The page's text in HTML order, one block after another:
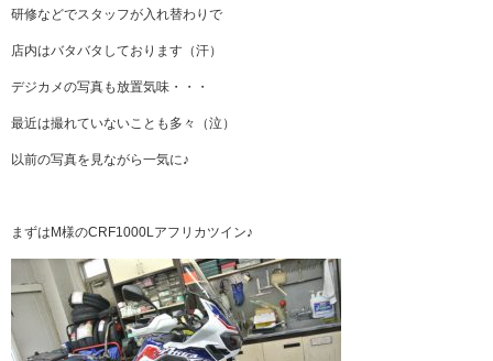
研修などでスタッフが入れ替わりで
店内はバタバタしております（汗）
デジカメの写真も放置気味・・・
最近は撮れていないことも多々（泣）
以前の写真を見ながら一気に♪
まずはM様のCRF1000Lアフリカツイン♪